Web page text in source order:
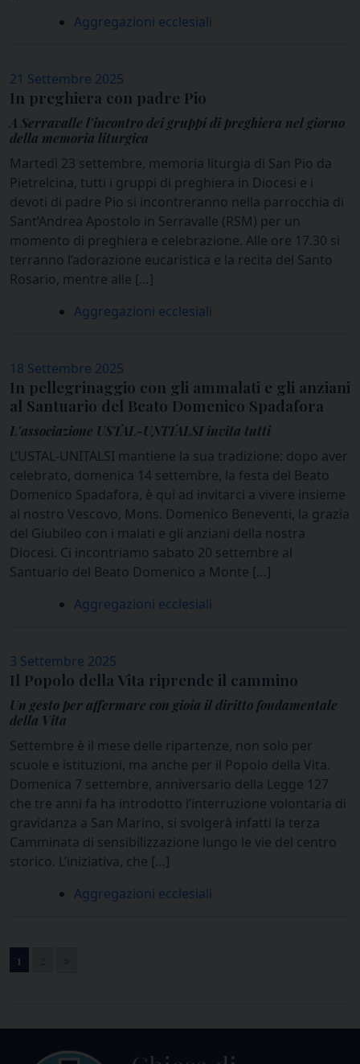
Aggregazioni ecclesiali
21 Settembre 2025
In preghiera con padre Pio
A Serravalle l'incontro dei gruppi di preghiera nel giorno
della memoria liturgica
Martedì 23 settembre, memoria liturgia di San Pio da
Pietrelcina, tutti i gruppi di preghiera in Diocesi e i
devoti di padre Pio si incontreranno nella parrocchia di
Sant’Andrea Apostolo in Serravalle (RSM) per un
momento di preghiera e celebrazione. Alle ore 17.30 si
terranno l’adorazione eucaristica e la recita del Santo
Rosario, mentre alle […]
Aggregazioni ecclesiali
18 Settembre 2025
In pellegrinaggio con gli ammalati e gli anziani
al Santuario del Beato Domenico Spadafora
L'associazione USTAL-UNITALSI invita tutti
L’USTAL-UNITALSI mantiene la sua tradizione: dopo aver
celebrato, domenica 14 settembre, la festa del Beato
Domenico Spadafora, è qui ad invitarci a vivere insieme
al nostro Vescovo, Mons. Domenico Beneventi, la grazia
del Giubileo con i malati e gli anziani della nostra
Diocesi. Ci incontriamo sabato 20 settembre al
Santuario del Beato Domenico a Monte […]
Aggregazioni ecclesiali
3 Settembre 2025
Il Popolo della Vita riprende il cammino
Un gesto per affermare con gioia il diritto fondamentale
della Vita
Settembre è il mese delle ripartenze, non solo per
scuole e istituzioni, ma anche per il Popolo della Vita.
Domenica 7 settembre, anniversario della Legge 127
che tre anni fa ha introdotto l’interruzione volontaria di
gravidanza a San Marino, si svolgerà infatti la terza
Camminata di sensibilizzazione lungo le vie del centro
storico. L’iniziativa, che […]
Aggregazioni ecclesiali
1